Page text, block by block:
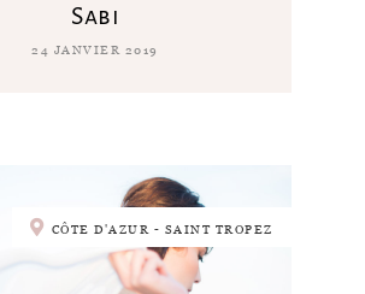
Sabi
24 JANVIER 2019
CÔTE D'AZUR - SAINT TROPEZ